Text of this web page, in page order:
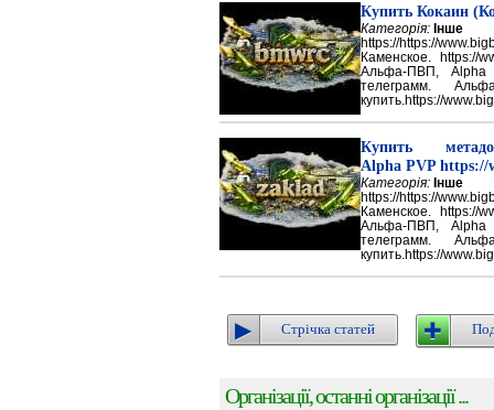
Купить Кокаин
Категорія: Інше
https://https://
Каменское. https://
Альфа-ПВП, Alpha
телеграмм.
купить.https://
Купить
Alpha PVP https://
Категорія: Інше
https://https://
Каменское. https://
Альфа-ПВП, Alpha
телеграмм.
купить.https://
Стрічка статей
Організації, останні організації ...